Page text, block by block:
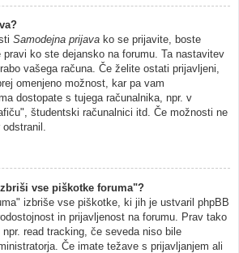
Samodejna prijava ko se prijavite, boste
ko ste dejansko na forumu. Ta nastavitev
vašega računa. Če želite ostati prijavljeni,
omenjeno možnost, kar pa vam
dostopate s tujega računalnika, npr. v
študentski računalnici itd. Če možnosti ne
vse piškotke foruma"?
izbriše vse piškotke, ki jih je ustvaril phpBB
in prijavljenost na forumu. Prav tako
read tracking, če seveda niso bile
Če imate težave s prijavljanjem ali